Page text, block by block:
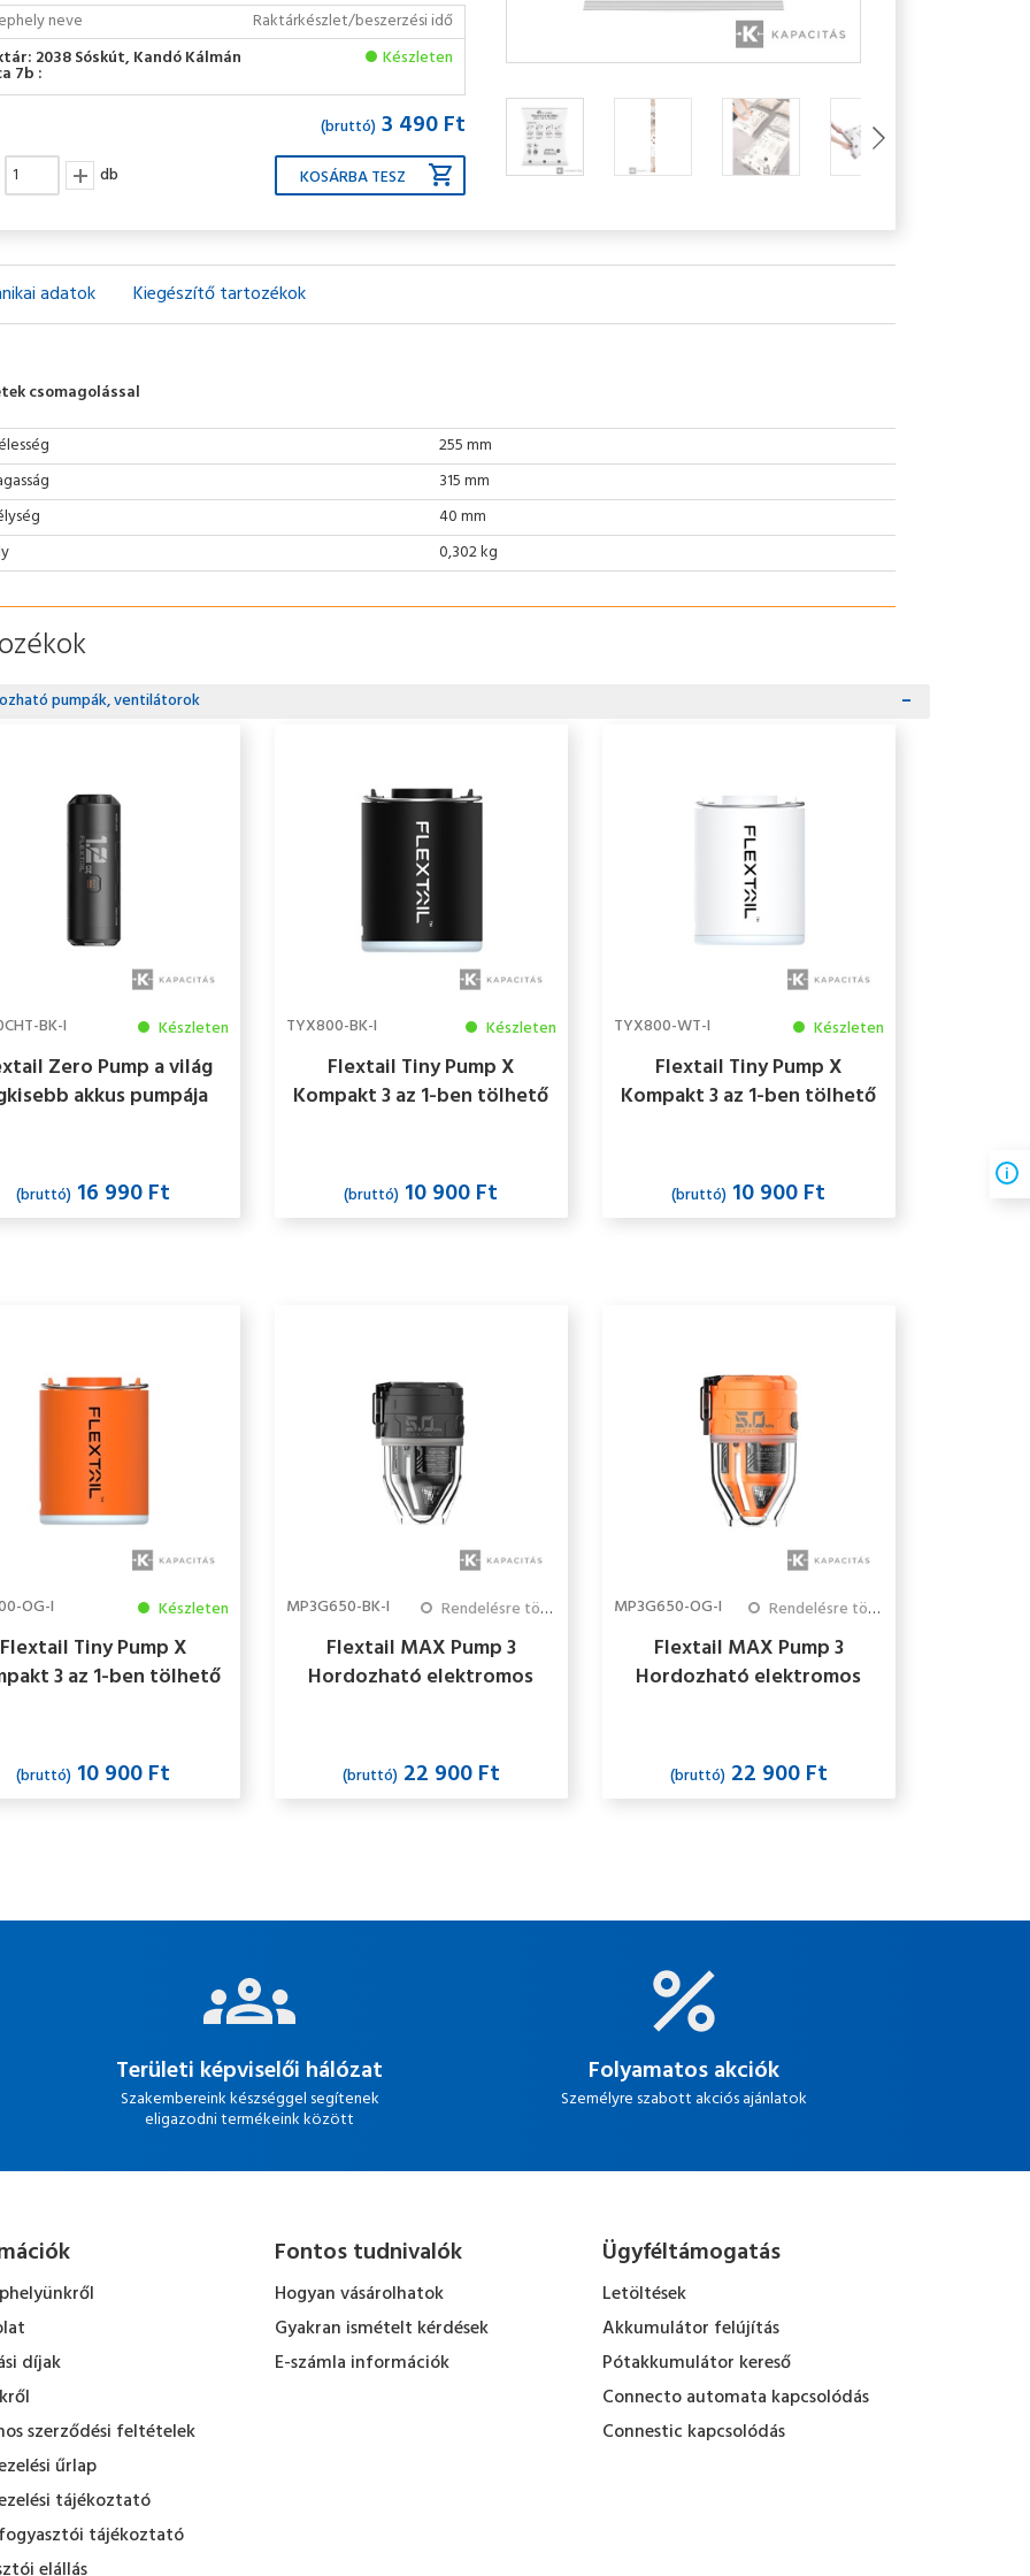
neve
Raktárkészlet/beszerzési idő
2038 Sóskút, Kandó Kálmán
7b :
Készleten
(bruttó) 3 490 Ft
db
adatok Kiegészítő tartozékok
csomagolással
255 mm
315 mm
40 mm
0,302 kg
pumpák, ventilátorok
BK-I Készleten
Zero Pump a világ
akkus pumpája
(bruttó) 16 990 Ft
TYX800-BK-I Készleten
Flextail Tiny Pump X
Kompakt 3 az 1-ben tölhető
(bruttó) 10 900 Ft
TYX800-WT-I Készleten
Flextail Tiny Pump X
Kompakt 3 az 1-ben tölhető
(bruttó) 10 900 Ft
OG-I Készleten
Flextail Tiny Pump X
3 az 1-ben tölhető
(bruttó) 10 900 Ft
MP3G650-BK-I Rendelésre több mint 3 hónap
Flextail MAX Pump 3
Hordozható elektromos
(bruttó)22 900 Ft
MP3G650-OG-I Rendelésre több mint 3 hónap
Flextail MAX Pump 3
Hordozható elektromos
(bruttó)22 900 Ft
Területi képviselői hálózat
Szakembereink készséggel segítenek
eligazodni termékeink között
Folyamatos akciók
Személyre szabott akciós ajánlatok
díjak
szerződési feltételek
űrlap
tájékoztató
tájékoztató
Fontos tudnivalók
Hogyan vásárolhatok
Gyakran ismételt kérdések
E-számla információk
Ügyféltámogatás
Letöltések
Akkumulátor felújítás
Pótakkumulátor kereső
Connecto automata kapcsolódás
Connestic kapcsolódás